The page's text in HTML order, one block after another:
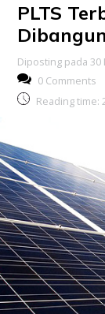
PLTS
Diposting pada 30
0 Comments
Reading time: